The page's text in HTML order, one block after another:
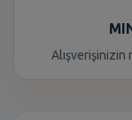
Alışverişinizin